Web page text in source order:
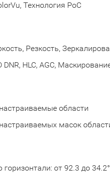
Технология PoC
Резкость,
DNR, HLC, AGC,
области
масок
горизонтали: от 92.3 до